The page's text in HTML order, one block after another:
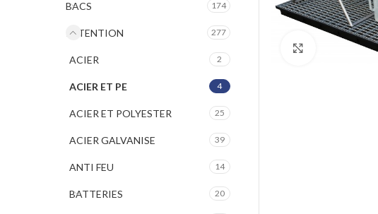
Cliquez pour
BACS 174
RETENTION 277
ACIER 2
ACIER ET PE 4
ACIER ET POLYESTER 25
ACIER GALVANISE 39
ANTI FEU 14
BATTERIES 20